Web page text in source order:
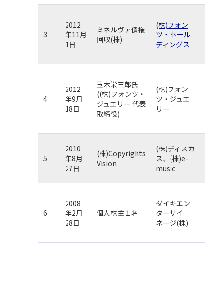
3
2012
年11月
1日
ミネルヴァ債権
回収(株)
(株)フォン
ツ・ホール
ディングス
4
2012
年9月
18日
玉木栄三郎氏
((株)フォンツ・
ジュエリー 代表
取締役)
(株)フォン
ツ・ジュエ
リー
5
2010
年8月
27日
(株)Copyrights
Vision
(株)ディスカ
ス、(株)e-
music
6
2008
年2月
28日
個人株主１名
ダイキエン
ターサイ
ネージ(株)